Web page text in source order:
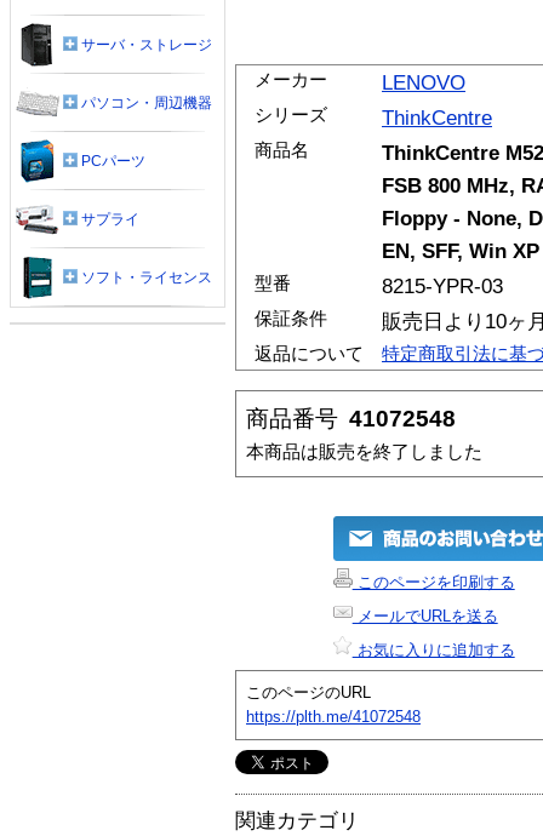
メーカー LENOVO
シリーズ ThinkCentre
商品名
ThinkCentre
FSB 800 MHz,
Floppy - None,
EN, SFF, Win
型番 8215-YPR-03
保証条件 販売日より10ヶ
返品について 特定商取引法に基
商品番号 41072548
本商品は販売を終了しました
このページを印刷する
メールでURLを送る
お気に入りに追加する
このページのURL
https://plth.me/41072548
関連カテゴリ
サーバ・ストレージ
パソコン・周辺機器
PCパーツ
サプライ
ソフト・ライセンス